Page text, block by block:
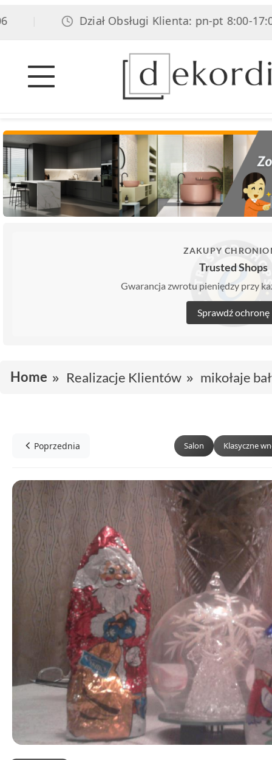
| Dział Obsługi Klienta: pn-pt 8:00-17:00,
ZAKUPY
Trusted Shops
Gwarancja zwrotu pieniędzy przy
Sprawdź ochronę
Home Realizacje Klientów mikołaje
Poprzednia Salon Klasyczne